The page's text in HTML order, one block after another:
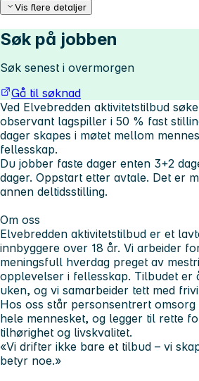
Vis flere detaljer
Søk på jobben
Søk senest i overmorgen
Gå til søknad
Ved Elvebredden aktivitetstilbud
observant lagspiller i 50 % fast
dager skapes i møtet mellom
fellesskap.
Du jobber faste dager enten 3+2
dager. Oppstart etter avtale. Det er
annen deltidsstilling.
Om oss
Elvebredden aktivitetstilbud er et
innbyggere over 18 år. Vi arbeider
meningsfull hverdag preget av
opplevelser i fellesskap. Tilbudet er
uken, og vi samarbeider tett med
Hos oss står personsentrert omsorg
hele mennesket, og legger til rette
tilhørighet og livskvalitet.
«Vi drifter ikke bare et tilbud – vi
betyr noe.»